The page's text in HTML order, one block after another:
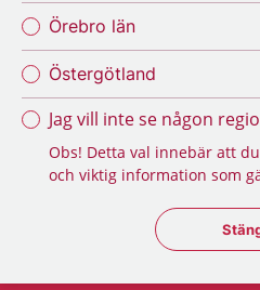
Örebro län
Östergötland
Jag vill inte se någon
Obs! Detta val innebär att
och viktig information som